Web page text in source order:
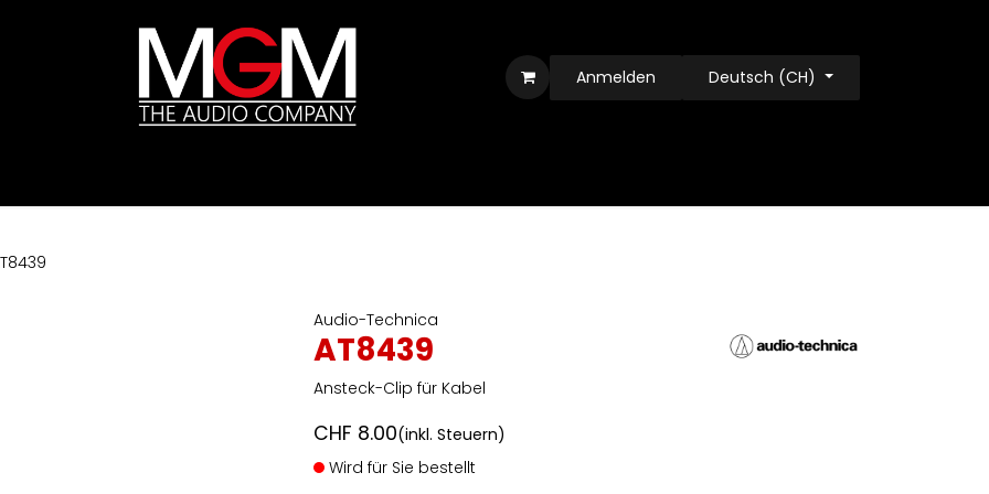
Anmelden Deutsch (CH)
Audio-Technica
AT8439
Ansteck-Clip für Kabel
CHF 8.00(inkl. Steuern)
Wird für Sie bestellt